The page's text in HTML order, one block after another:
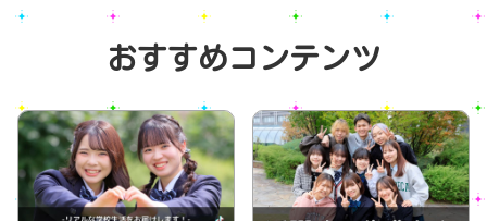
おすすめコンテンツ